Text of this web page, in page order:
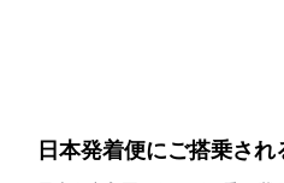
日本発着便にご搭乗され